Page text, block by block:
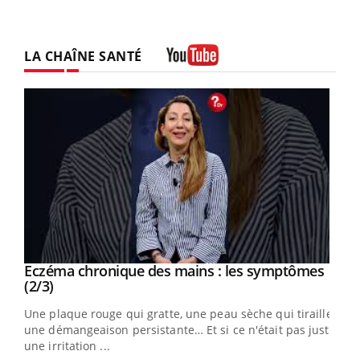
LA CHAÎNE SANTÉ
Youtube
Eczéma chronique des mains : les symptômes
(2/3)Youtube
Une plaque rouge qui gratte, une peau sèche qui tiraille,
une démangeaison persistante… Et si ce n'était pas juste
une irritation ...